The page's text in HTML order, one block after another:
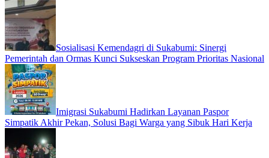
Sosialisasi Kemendagri di Sukabumi: Sinergi
Pemerintah dan Ormas Kunci Sukseskan Program Prioritas Nasional
Imigrasi Sukabumi Hadirkan Layanan Paspor
Simpatik Akhir Pekan, Solusi Bagi Warga yang Sibuk Hari Kerja